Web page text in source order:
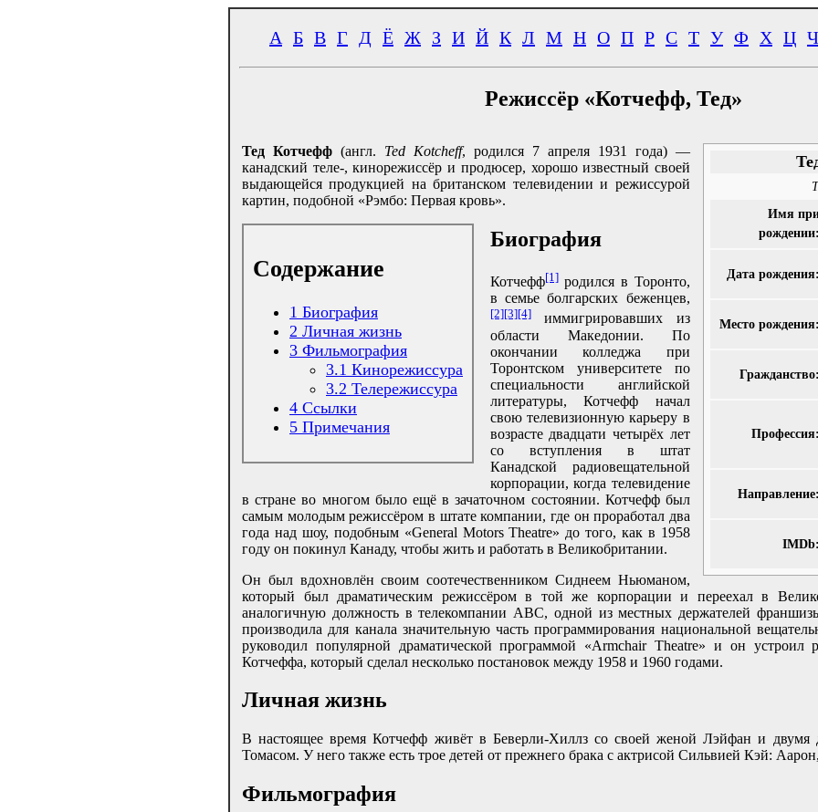
А Б В Г Д Ё Ж З И Й К Л М Н О П Р С Т У Ф Х Ц Ч
Режиссёр «Котчефф, Тед»
Имя
рождении:
Дата рождения:
Место рождения:
Гражданство:
Профессия:
Направление:
IMDb:
Тед Котчефф (англ. Ted Kotcheff, родился 7 апреля 1931 года) —
канадский теле-, кинорежиссёр и продюсер, хорошо известный своей
выдающейся продукцией на британском телевидении и режиссурой
картин, подобной «Рэмбо: Первая кровь».
Содержание
1 Биография
2 Личная жизнь
3 Фильмография
3.1 Кинорежиссура
3.2 Телережиссура
4 Ссылки
5 Примечания
Биография
Котчефф[1]родился в Торонто,
в семье болгарских беженцев,
[2][3][4]иммигрировавших из
области Македонии. По
окончании колледжа при
Торонтском университете по
специальности английской
литературы, Котчефф начал
свою телевизионную карьеру в
возрасте двадцати четырёх лет
со вступления в штат
Канадской радиовещательной
корпорации, когда телевидение
в стране во многом было ещё в зачаточном состоянии. Котчефф был
самым молодым режиссёром в штате компании, где он проработал два
года над шоу, подобным «General Motors Theatre» до того, как в 1958
году он покинул Канаду, чтобы жить и работать в Великобритании.
Он был вдохновлён своим соотечественником Сиднеем Ньюманом,
который был драматическим режиссёром в той же корпорации и переехал в
аналогичную должность в телекомпании ABC, одной из местных держателей
производила для канала значительную часть программирования национальной
руководил популярной драматической программой «Armchair Theatre» и он устроил
Котчеффа, который сделал несколько постановок между 1958 и 1960 годами.
Личная жизнь
В настоящее время Котчефф живёт в Беверли-Хиллз со своей женой Лэйфан и
Томасом. У него также есть трое детей от прежнего брака с актрисой Сильвией Кэй:
Фильмография